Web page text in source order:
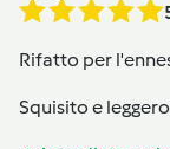
Rifatto per
Squisito e